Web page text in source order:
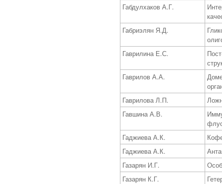
Габдулхаков А.Г.
Габриэлян Я.Д.
Гаврилина Е.С.
Гаврилов А.А.
Гаврилова Л.П.
Гавшина А.В.
Гаджиева А.К.
Гаджиева А.К.
Газарян И.Г.
Газарян К.Г.